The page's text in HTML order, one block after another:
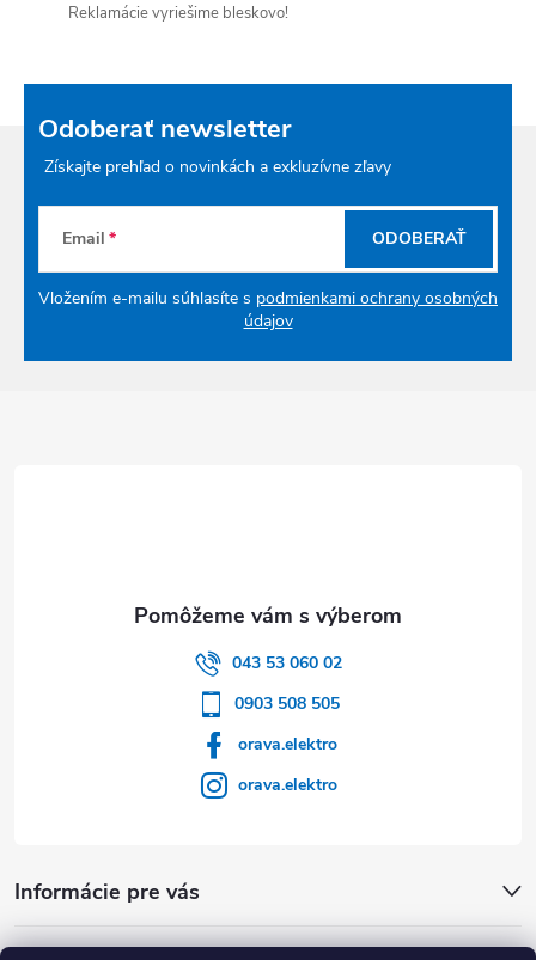
Reklamácie vyriešime bleskovo!
Odoberať newsletter
Získajte prehľad o novinkách a exkluzívne zľavy
Email
Vložením e-mailu súhlasíte s podmienkami ochrany osobných
údajov
ODOBERAŤ
043 53 060 02
0903 508 505
orava.elektro
orava.elektro
Informácie pre vás